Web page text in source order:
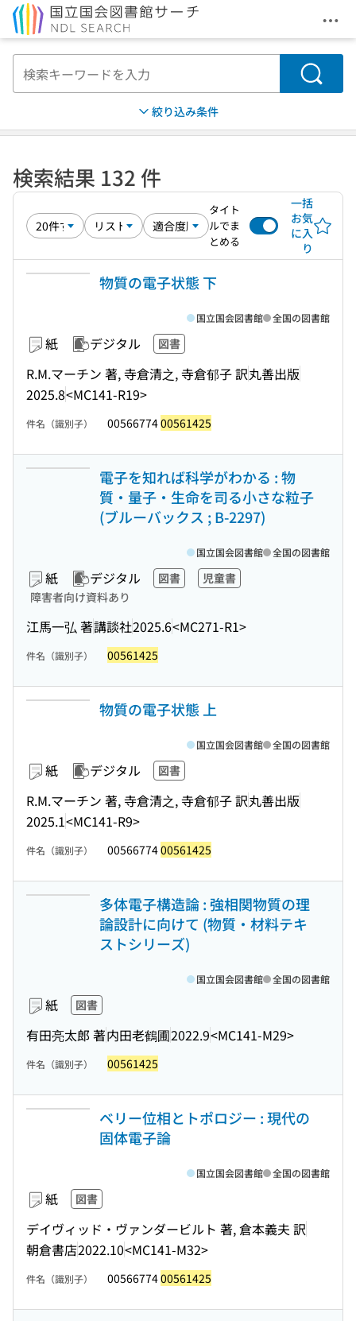
メ
検索
絞り込み条件
検索結果 132 件
タイト
ルでま
とめる
一括
お気
に入
り
物質の電子状態 下
紙 デジタル 図書
R.M.マーチン 著, 寺倉清之, 寺倉郁子 訳丸善出版
2025.8<MC141-R19>
国立国会図書館 全国の図書館
件名（識別子） 0056677400561425
電子を知れば科学がわかる : 物
質・量子・生命を司る小さな粒子
(ブルーバックス ; B-2297)
紙 デジタル 図書
児童書
障害者向け資料あり
江馬一弘 著講談社2025.6<MC271-R1>
国立国会図書館 全国の図書館
件名（識別子） 00561425
物質の電子状態 上
紙 デジタル 図書
R.M.マーチン 著, 寺倉清之, 寺倉郁子 訳丸善出版
2025.1<MC141-R9>
国立国会図書館 全国の図書館
件名（識別子） 0056677400561425
多体電子構造論 : 強相関物質の理
論設計に向けて (物質・材料テキ
ストシリーズ)
紙 図書
有田亮太郎 著内田老鶴圃2022.9<MC141-M29>
国立国会図書館 全国の図書館
件名（識別子） 00561425
ベリー位相とトポロジー : 現代の
固体電子論
紙 図書
デイヴィッド・ヴァンダービルト 著, 倉本義夫 訳
朝倉書店2022.10<MC141-M32>
国立国会図書館 全国の図書館
件名（識別子） 0056677400561425